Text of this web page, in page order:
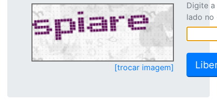
[trocar imagem]
Digite
lado no